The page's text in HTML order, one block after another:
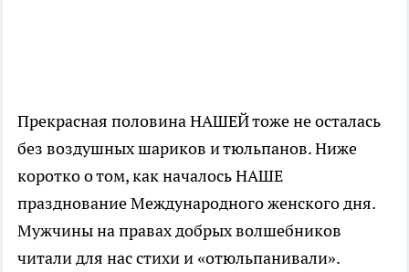
Прекрасная половина НАШЕЙ тоже не осталась
без воздушных шариков и тюльпанов. Ниже
коротко о том, как началось НАШЕ
празднование Международного женского дня.
Мужчины на правах добрых волшебников
читали для нас стихи и «отюльпанивали».